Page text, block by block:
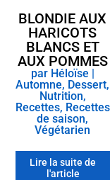
BLONDIE AUX
HARICOTS
BLANCS ET
AUX POMMES
par Héloïse |
Automne, Dessert,
Nutrition,
Recettes, Recettes
de saison,
Végétarien
Lire la suite de
l'article